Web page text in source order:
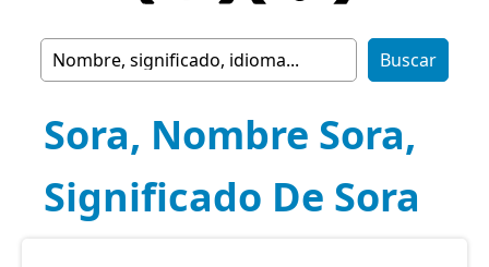
Sora, Nombre Sora,
Significado De Sora